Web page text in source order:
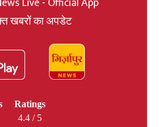
खबरों का अपडेट
Ratings
4.4 / 5